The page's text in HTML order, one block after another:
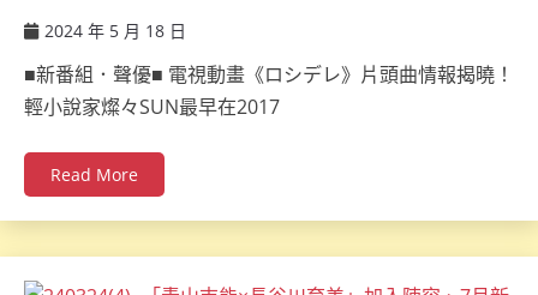
2024 年 5 月 18 日
■新番組．聲優■ 電視動畫《ロシデレ》片頭曲情報揭曉！
輕小說家燦々SUN最早在2017
Read More